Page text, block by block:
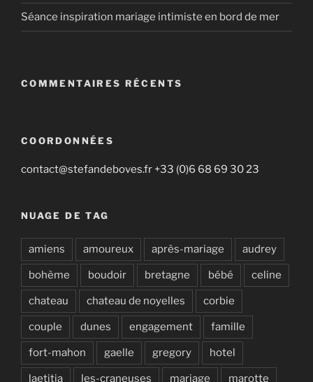
Séance inspiration mariage intimiste en bord de mer
COMMENTAIRES RÉCENTS
COORDONNÉES
contact@stefandeboves.fr +33 (0)6 68 69 30 23
NUAGE DE TAG
amiens amoureux après-mariage audrey
bohème boudoir bretagne bébé celine
chateau chateau de noyelles corbie
couple dunes engagement famille
fort-mahon gaelle gregory hotel
laetitia les-craneuses mariage marotte